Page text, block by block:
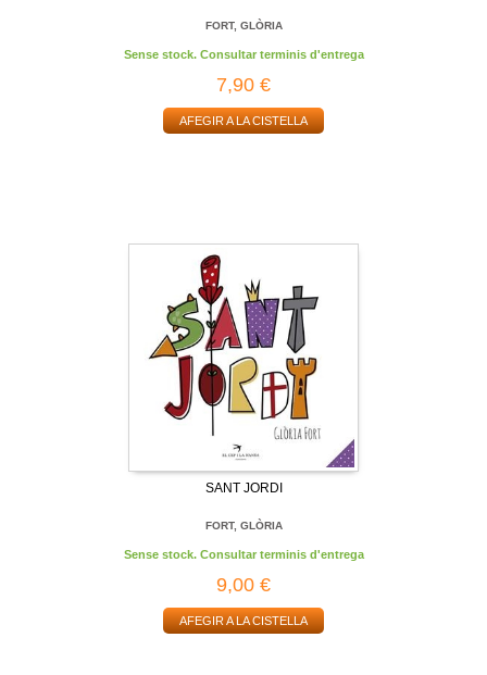
FORT, GLÒRIA
Sense stock. Consultar terminis d'entrega
7,90 €
AFEGIR A LA CISTELLA
SANT JORDI
FORT, GLÒRIA
Sense stock. Consultar terminis d'entrega
9,00 €
AFEGIR A LA CISTELLA